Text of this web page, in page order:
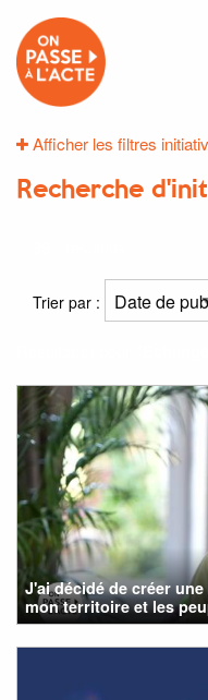
Afficher les filtres
Recherche
Trier par :
J'ai décidé de créer
mon territoire et les